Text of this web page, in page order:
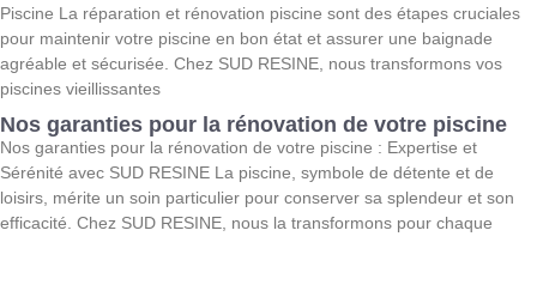
Piscine La réparation et rénovation piscine sont des étapes cruciales
pour maintenir votre piscine en bon état et assurer une baignade
agréable et sécurisée. Chez SUD RESINE, nous transformons vos
piscines vieillissantes
Nos garanties pour la rénovation de votre piscine
Nos garanties pour la rénovation de votre piscine : Expertise et
Sérénité avec SUD RESINE La piscine, symbole de détente et de
loisirs, mérite un soin particulier pour conserver sa splendeur et son
efficacité. Chez SUD RESINE, nous la transformons pour chaque